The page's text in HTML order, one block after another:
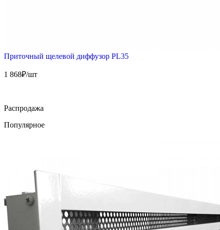
Приточный щелевой диффузор PL35
1 868₽/шт
Распродажа
Популярное